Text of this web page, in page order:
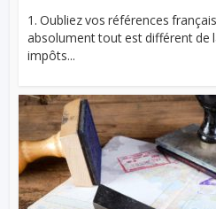
1. Oubliez vos références
absolument tout est différent de
impôts...